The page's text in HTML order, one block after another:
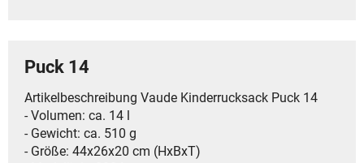
Puck 14
Artikelbeschreibung Vaude Kinderrucksack Puck 14
- Volumen: ca. 14 l
- Gewicht: ca. 510 g
- Größe: 44x26x20 cm (HxBxT)